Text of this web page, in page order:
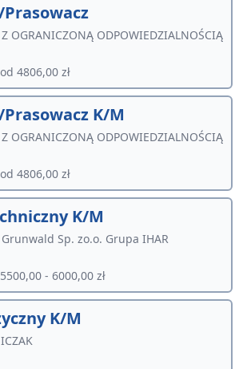
Z OGRANICZONĄ ODPOWIEDZIALNOŚCIĄ
od 4806,00 zł
K/M
Z OGRANICZONĄ ODPOWIEDZIALNOŚCIĄ
od 4806,00 zł
K/M
Sp. zo.o. Grupa IHAR
5500,00 - 6000,00 zł
K/M